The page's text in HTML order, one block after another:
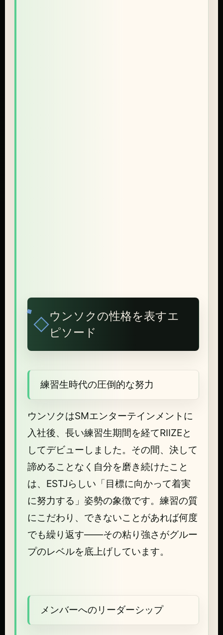
ウンソクの性格を表すエ
ピソード
練習生時代の圧倒的な努力
ウンソクはSMエンターテインメントに
入社後、長い練習生期間を経てRIIZEと
してデビューしました。その間、決して
諦めることなく自分を磨き続けたこと
は、ESTJらしい「目標に向かって着実
に努力する」姿勢の象徴です。練習の質
にこだわり、できないことがあれば何度
でも繰り返す——その粘り強さがグルー
プのレベルを底上げしています。
メンバーへのリーダーシップ